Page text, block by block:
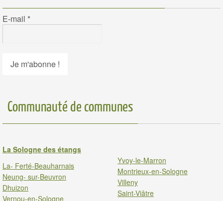
E-mail *
Communauté de communes
La Sologne des étangs
La- Ferté-Beauharnais
Neung- sur-Beuvron
Dhuizon
Vernou-en-Sologne
Yvoy-le-Marron
Montrieux-en-Sologne
Villeny
Saint-Viâtre